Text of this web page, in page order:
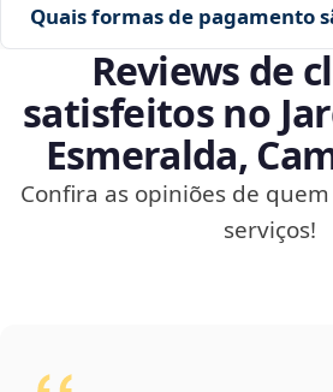
Quais formas de pagamento
Reviews de
satisfeitos no
Esmeralda,
Confira as opiniões de
serviços!